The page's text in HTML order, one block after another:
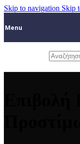
Skip to navigation Skip
Menu